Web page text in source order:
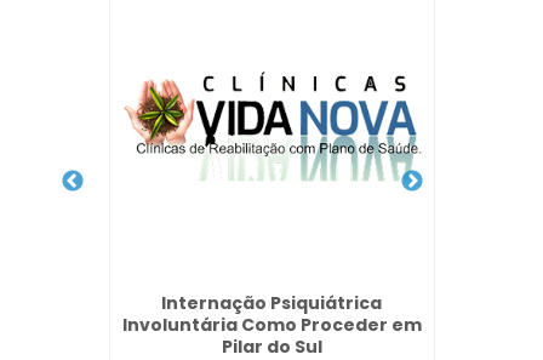
Internação Psiquiátrica
Involuntária Como Proceder em
Pilar do Sul